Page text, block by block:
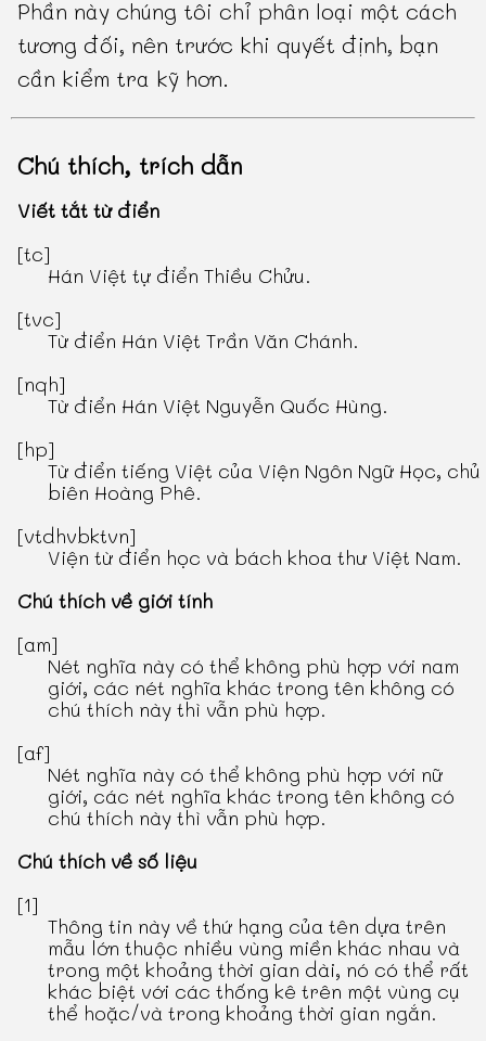
Phần này chúng tôi chỉ phân loại một cách
tương đối, nên trước khi quyết định, bạn
cần kiểm tra kỹ hơn.
Chú thích, trích dẫn
Viết tắt từ điển
[tc]
Hán Việt tự điển Thiều Chửu.
[tvc]
Từ điển Hán Việt Trần Văn Chánh.
[nqh]
Từ điển Hán Việt Nguyễn Quốc Hùng.
[hp]
Từ điển tiếng Việt của Viện Ngôn Ngữ Học, chủ
biên Hoàng Phê.
[vtdhvbktvn]
Viện từ điển học và bách khoa thư Việt Nam.
Chú thích về giới tính
[am]
Nét nghĩa này có thể không phù hợp với nam
giới, các nét nghĩa khác trong tên không có
chú thích này thì vẫn phù hợp.
[af]
Nét nghĩa này có thể không phù hợp với nữ
giới, các nét nghĩa khác trong tên không có
chú thích này thì vẫn phù hợp.
Chú thích về số liệu
[1]
Thông tin này về thứ hạng của tên dựa trên
mẫu lớn thuộc nhiều vùng miền khác nhau và
trong một khoảng thời gian dài, nó có thể rất
khác biệt với các thống kê trên một vùng cụ
thể hoặc/và trong khoảng thời gian ngắn.